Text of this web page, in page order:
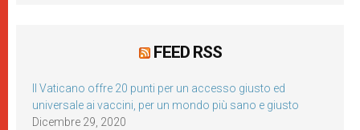
FEED RSS
Il Vaticano offre 20 punti per un accesso giusto ed
universale ai vaccini, per un mondo più sano e giusto
Dicembre 29, 2020